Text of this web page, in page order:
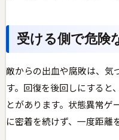
受ける側で危険
敵からの出血や腐敗は、気
す。回復を後回しにすると
とがあります。状態異常ゲ
に密着を続けず、一度距離